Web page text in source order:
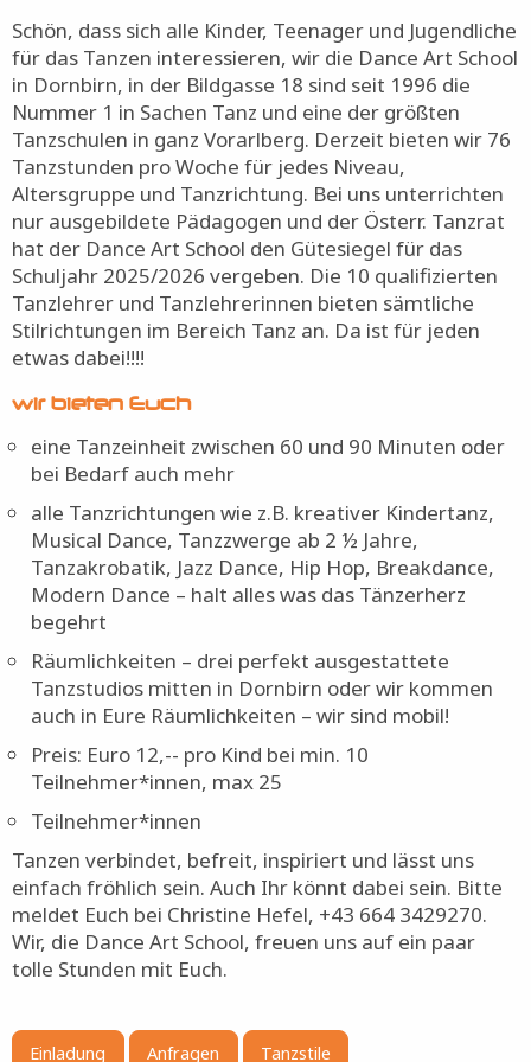
Schön, dass sich alle Kinder, Teenager und Jugendliche
für das Tanzen interessieren, wir die Dance Art School
in Dornbirn, in der Bildgasse 18 sind seit 1996 die
Nummer 1 in Sachen Tanz und eine der größten
Tanzschulen in ganz Vorarlberg. Derzeit bieten wir 76
Tanzstunden pro Woche für jedes Niveau,
Altersgruppe und Tanzrichtung. Bei uns unterrichten
nur ausgebildete Pädagogen und der Österr. Tanzrat
hat der Dance Art School den Gütesiegel für das
Schuljahr 2025/2026 vergeben. Die 10 qualifizierten
Tanzlehrer und Tanzlehrerinnen bieten sämtliche
Stilrichtungen im Bereich Tanz an. Da ist für jeden
etwas dabei!!!!
wir bieten Euch
eine Tanzeinheit zwischen 60 und 90 Minuten oder
bei Bedarf auch mehr
alle Tanzrichtungen wie z.B. kreativer Kindertanz,
Musical Dance, Tanzzwerge ab 2 ½ Jahre,
Tanzakrobatik, Jazz Dance, Hip Hop, Breakdance,
Modern Dance – halt alles was das Tänzerherz
begehrt
Räumlichkeiten – drei perfekt ausgestattete
Tanzstudios mitten in Dornbirn oder wir kommen
auch in Eure Räumlichkeiten – wir sind mobil!
Preis: Euro 12,-- pro Kind bei min. 10
Teilnehmer*innen, max 25
Teilnehmer*innen
Tanzen verbindet, befreit, inspiriert und lässt uns
einfach fröhlich sein. Auch Ihr könnt dabei sein. Bitte
meldet Euch bei Christine Hefel, +43 664 3429270.
Wir, die Dance Art School, freuen uns auf ein paar
tolle Stunden mit Euch.
Einladung Anfragen Tanzstile